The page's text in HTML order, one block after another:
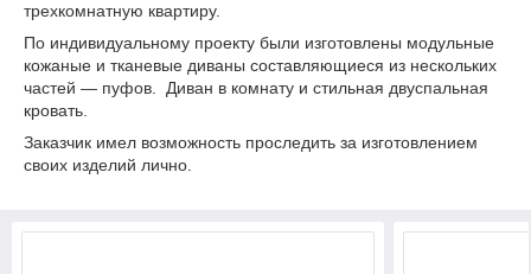
трехкомнатную квартиру.
По индивидуальному проекту были изготовлены модульные
кожаные и тканевые диваны составляющиеся из нескольких
частей ― пуфов. Диван в комнату и стильная двуспальная
кровать.
Заказчик имел возможность проследить за изготовлением
своих изделий лично.